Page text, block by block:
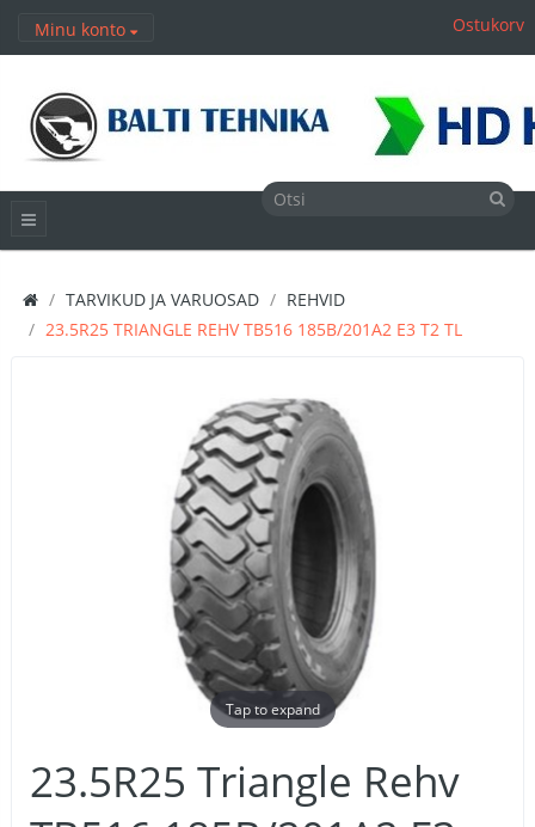
Minu konto Ostukorv
TARVIKUD JA VARUOSAD
REHVID
23.5R25 TRIANGLE REHV TB516 185B/201A2 E3 T2 TL
Tap to expand
23.5R25 Triangle Rehv